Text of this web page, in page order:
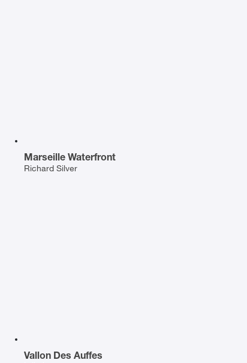
Marseille Waterfront
Richard Silver
Vallon Des Auffes